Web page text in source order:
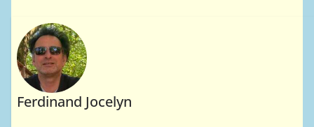
Ferdinand Jocelyn